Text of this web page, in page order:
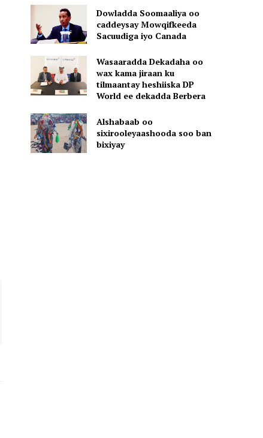
Dowladda Soomaaliya oo
caddeysay Mowqifkeeda
Sacuudiga iyo Canada
Wasaaradda Dekadaha oo
wax kama jiraan ku
tilmaantay heshiiska DP
World ee dekadda Berbera
Alshabaab oo
sixirooleyaashooda soo ban
bixiyay